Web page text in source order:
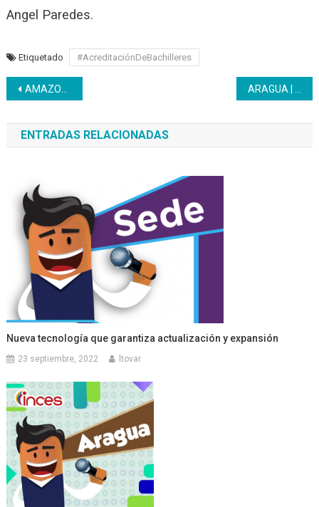
Angel Paredes.
Etiquetado #AcreditaciónDeBachilleres
Navegación
de
entradas
AMAZONAS | Inces capacitará al sector Turismo
ENTRADAS RELACIONADAS
Nueva tecnología que garantiza actualización y expansión
23 septiembre, 2022 ltovar